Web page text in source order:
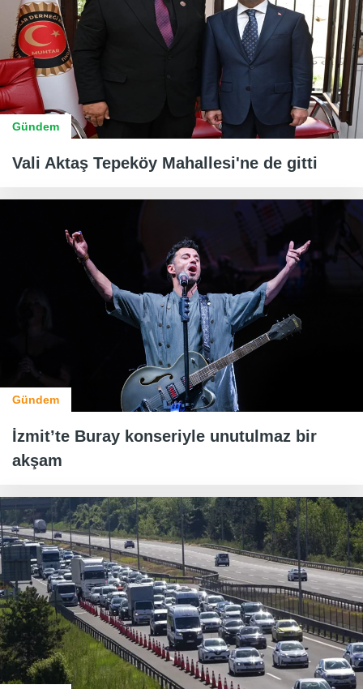
Gündem
Vali Aktaş Tepeköy Mahallesi'ne de gitti
Gündem
İzmit’te Buray konseriyle unutulmaz bir
akşam